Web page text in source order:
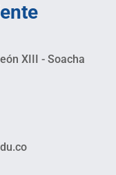
XIII - Soacha